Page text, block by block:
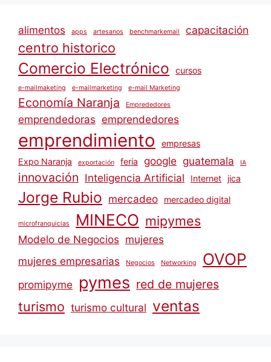
alimentos apps artesanos benchmarkemail capacitación
centro historico
Comercio Electrónico cursos
e-mailmaketing e-mailmarketing e-mail Marketing
Economía Naranja Emprededores
emprendedoras emprendedores
emprendimiento
empresas
Expo Naranja
exportación feria google guatemala IA
innovación Inteligencia Artificial Internet jica
Jorge Rubio mercadeo mercadeo digital
microfranquicias MINECO mipymes
Modelo de Negocios mujeres
mujeres empresarias
Negocios Networking OVOP
promipyme pymes red de mujeres
turismo turismo cultural ventas